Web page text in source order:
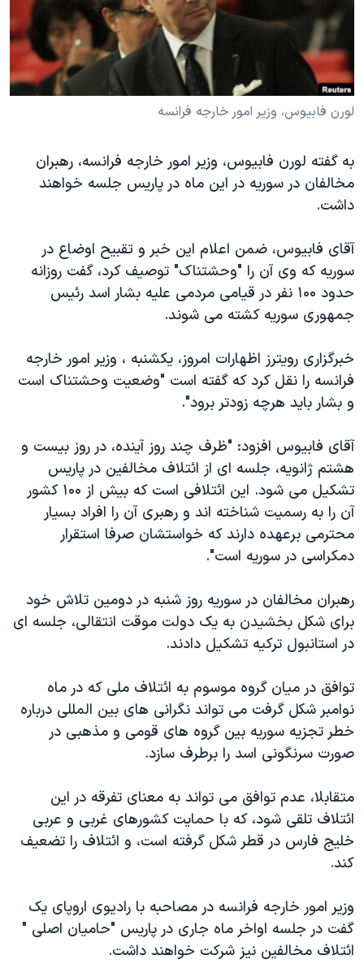
فرهنگ و زندگی
حقوق شهروندی
اقتصادی
علم و فناوری
گالری عکس
آرشیو پخش زنده
مستندها
انتخابات ریاست جمهوری آمریکا ۲۰۲۴
حمله جمهوری اسلامی به اسرائیل
رمز مهسا
اعتراضات زن، زندگی، آزادی
مجموعه مستندهای دادخواهی
دادگاه حمید نوری
چهل سال گروگان‌گیری
قانون شفافیت دارائی کادر رهبری ایران
اسرائیل در جنگ
نرگس محمدی برنده جایزه نوبل صلح
صفحه‌های ویژه
سفر پرزیدنت ترامپ به چین
دنبال کنید
زبانهای مختلف
لورن فابیوس، وزیر امور خارجه فرانسه
به گفته لورن فابیوس، وزیر امور خارجه فرانسه، رهبران
مخالفان در سوریه در این ماه در پاریس جلسه خواهند
داشت.
آقای فابیوس، ضمن اعلام این خبر و تقبیح اوضاع در
سوریه که وی آن را "وحشتناک" توصیف کرد، گفت روزانه
حدود ۱۰۰ نفر در قیامی مردمی علیه بشار اسد رئیس
جمهوری سوریه کشته می شوند.
خبرگزاری رویترز اظهارات امروز، یکشنبه ، وزیر امور خارجه
فرانسه را نقل کرد که گفته است "وضعیت وحشتناک است
و بشار باید هرچه زودتر برود".
آقای فابیوس افزود: "ظرف چند روز آینده، در روز بیست و
هشتم ژانویه، جلسه ای از ائتلاف مخالفین در پاریس
تشکیل می شود. این ائتلافی است که بیش از ۱۰۰ کشور
آن را به رسمیت شناخته اند و رهبری آن را افراد بسیار
محترمی برعهده دارند که خواستشان صرفا استقرار
دمکراسی در سوریه است".
رهبران مخالفان در سوریه روز شنبه در دومین تلاش خود
برای شکل بخشیدن به یک دولت موقت انتقالی، جلسه ای
در استانبول ترکیه تشکیل دادند.
توافق در میان گروه موسوم به ائتلاف ملی که در ماه
نوامبر شکل گرفت می تواند نگرانی های بین المللی درباره
خطر تجزیه سوریه بین گروه های قومی و مذهبی در
صورت سرنگونی اسد را برطرف سازد.
متقابلا، عدم توافق می تواند به معنای تفرقه در این
ائتلاف تلقی شود، که با حمایت کشورهای غربی و عربی
خلیج فارس در قطر شکل گرفته است، و ائتلاف را تضعیف
کند.
وزیر امور خارجه فرانسه در مصاحبه با رادیوی اروپای یک
گفت در جلسه اواخر ماه جاری در پاریس "حامیان اصلی "
ائتلاف مخالفین نیز شرکت خواهند داشت.